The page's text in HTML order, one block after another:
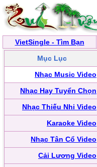
VietSingle - Tìm Bạn
Mục Lục
Nhạc Music Video
Nhạc Hay Tuyển Chọn
Nhạc Thiếu Nhi Video
Karaoke Video
Nhạc Tân Cổ Video
Cải Lương Video